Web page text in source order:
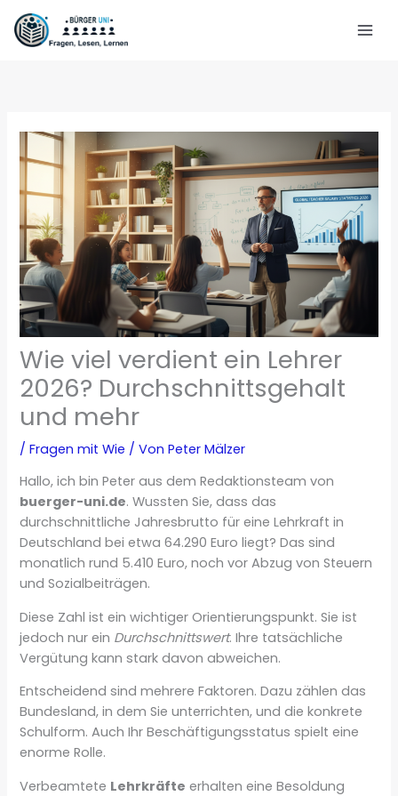
Zum
Inhalt
springen
Wie viel verdient ein Lehrer
2026? Durchschnittsgehalt
und mehr
/Fragen mit Wie / VonPeter Mälzer
Hallo, ich bin Peter aus dem Redaktionsteam von
buerger-uni.de. Wussten Sie, dass das
durchschnittliche Jahresbrutto für eine Lehrkraft in
Deutschland bei etwa 64.290 Euro liegt? Das sind
monatlich rund 5.410 Euro, noch vor Abzug von Steuern
und Sozialbeiträgen.
Diese Zahl ist ein wichtiger Orientierungspunkt. Sie ist
jedoch nur ein Durchschnittswert. Ihre tatsächliche
Vergütung kann stark davon abweichen.
Entscheidend sind mehrere Faktoren. Dazu zählen das
Bundesland, in dem Sie unterrichten, und die konkrete
Schulform. Auch Ihr Beschäftigungsstatus spielt eine
enorme Rolle.
Verbeamtete Lehrkräfte erhalten eine Besoldung